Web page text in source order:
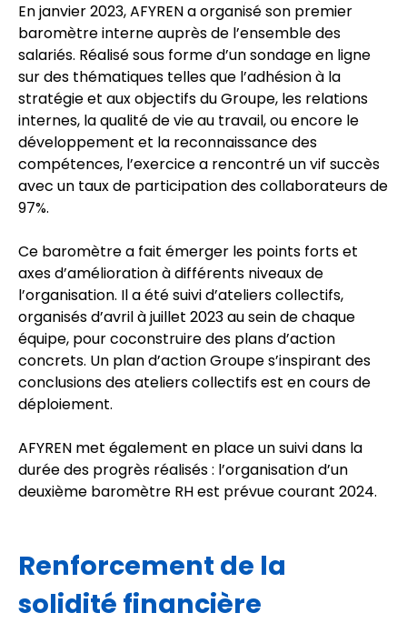
En janvier 2023, AFYREN a organisé son premier
baromètre interne auprès de l’ensemble des
salariés. Réalisé sous forme d’un sondage en ligne
sur des thématiques telles que l’adhésion à la
stratégie et aux objectifs du Groupe, les relations
internes, la qualité de vie au travail, ou encore le
développement et la reconnaissance des
compétences, l’exercice a rencontré un vif succès
avec un taux de participation des collaborateurs de
97%.
Ce baromètre a fait émerger les points forts et
axes d’amélioration à différents niveaux de
l’organisation. Il a été suivi d’ateliers collectifs,
organisés d’avril à juillet 2023 au sein de chaque
équipe, pour coconstruire des plans d’action
concrets. Un plan d’action Groupe s’inspirant des
conclusions des ateliers collectifs est en cours de
déploiement.
AFYREN met également en place un suivi dans la
durée des progrès réalisés : l’organisation d’un
deuxième baromètre RH est prévue courant 2024.
Renforcement de la
solidité financière